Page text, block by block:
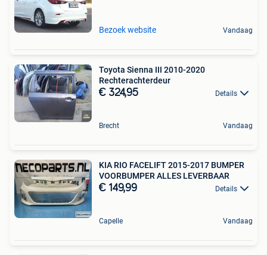
Bezoek website Vandaag
Toyota Sienna III 2010-2020
Rechterachterdeur
€ 324,95 Details
Brecht Vandaag
KIA RIO FACELIFT 2015-2017 BUMPER
VOORBUMPER ALLES LEVERBAAR
€ 149,99 Details
Capelle Vandaag